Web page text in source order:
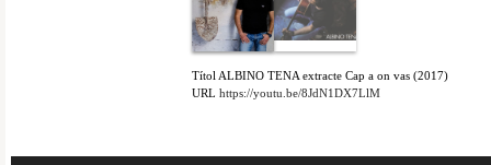
Títol ALBINO TENA extracte Cap a on vas (2017)
URL https://youtu.be/8JdN1DX7LlM